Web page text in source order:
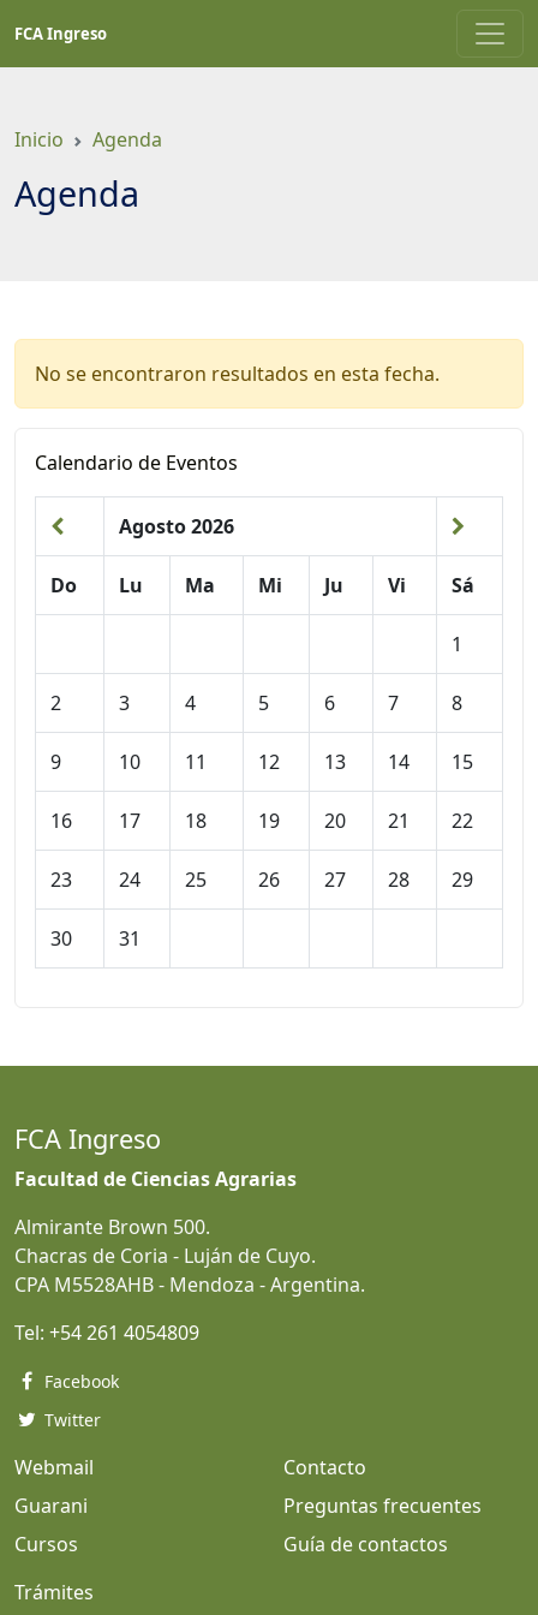
contenido
FCA Ingreso
Inicio Agenda
Agenda
No se encontraron resultados en esta fecha.
Calendario de Eventos
Agosto 2026
Do Lu Ma Mi Ju Vi Sá
1
2 3 4 5 6 7 8
9 10 11 12 13 14 15
16 17 18 19 20 21 22
23 24 25 26 27 28 29
30 31
FCA Ingreso
Facultad de Ciencias Agrarias
Almirante Brown 500.
Chacras de Coria - Luján de Cuyo.
CPA M5528AHB - Mendoza - Argentina.
Tel: +54 261 4054809
Facebook
Twitter
Webmail
Guarani
Cursos
Contacto
Preguntas frecuentes
Guía de contactos
Trámites